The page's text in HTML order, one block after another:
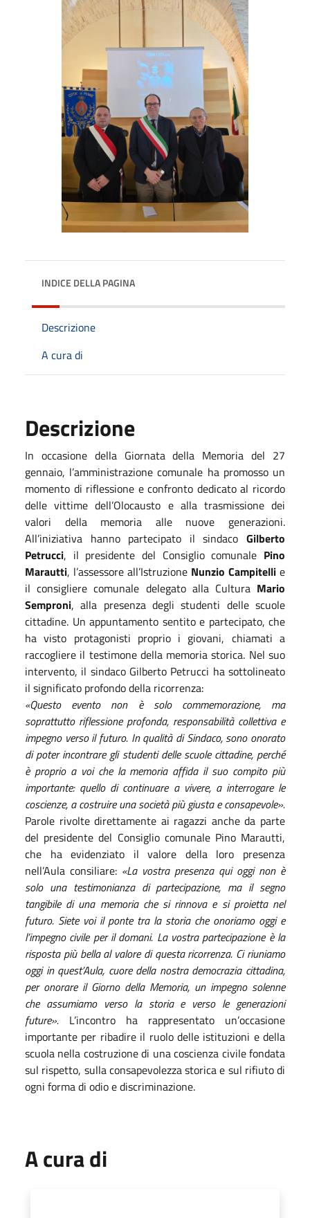
INDICE DELLA PAGINA
Descrizione
A cura di
Descrizione
In occasione della Giornata della Memoria del 27
gennaio, l’amministrazione comunale ha promosso un
momento di riflessione e confronto dedicato al ricordo
delle vittime dell’Olocausto e alla trasmissione dei
valori della memoria alle nuove generazioni.
All’iniziativa hanno partecipato il sindaco Gilberto
Petrucci, il presidente del Consiglio comunale Pino
Marautti, l’assessore all’Istruzione Nunzio Campitelli e
il consigliere comunale delegato alla Cultura Mario
Semproni, alla presenza degli studenti delle scuole
cittadine. Un appuntamento sentito e partecipato, che
ha visto protagonisti proprio i giovani, chiamati a
raccogliere il testimone della memoria storica. Nel suo
intervento, il sindaco Gilberto Petrucci ha sottolineato
il significato profondo della ricorrenza:
«Questo evento non è solo commemorazione, ma
soprattutto riflessione profonda, responsabilità collettiva e
impegno verso il futuro. In qualità di Sindaco, sono onorato
di poter incontrare gli studenti delle scuole cittadine, perché
è proprio a voi che la memoria affida il suo compito più
importante: quello di continuare a vivere, a interrogare le
coscienze, a costruire una società più giusta e consapevole».
Parole rivolte direttamente ai ragazzi anche da parte
del presidente del Consiglio comunale Pino Marautti,
che ha evidenziato il valore della loro presenza
nell’Aula consiliare: «La vostra presenza qui oggi non è
solo una testimonianza di partecipazione, ma il segno
tangibile di una memoria che si rinnova e si proietta nel
futuro. Siete voi il ponte tra la storia che onoriamo oggi e
l’impegno civile per il domani. La vostra partecipazione è la
risposta più bella al valore di questa ricorrenza. Ci riuniamo
oggi in quest’Aula, cuore della nostra democrazia cittadina,
per onorare il Giorno della Memoria, un impegno solenne
che assumiamo verso la storia e verso le generazioni
future». L’incontro ha rappresentato un’occasione
importante per ribadire il ruolo delle istituzioni e della
scuola nella costruzione di una coscienza civile fondata
sul rispetto, sulla consapevolezza storica e sul rifiuto di
ogni forma di odio e discriminazione.
A cura di